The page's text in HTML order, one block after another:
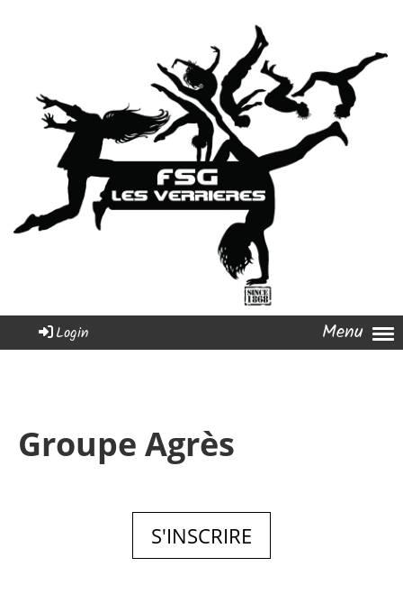
Menu
Login
Groupe Agrès
S'INSCRIRE